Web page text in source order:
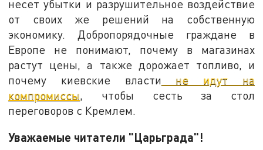
несет убытки и разрушительное воздействие
от своих же решений на собственную
экономику. Добропорядочные граждане в
Европе не понимают, почему в магазинах
растут цены, а также дорожает топливо, и
почему киевские власти не идут на
компромиссы , чтобы сесть за стол
переговоров с Кремлем.
Уважаемые читатели "Царьграда"!